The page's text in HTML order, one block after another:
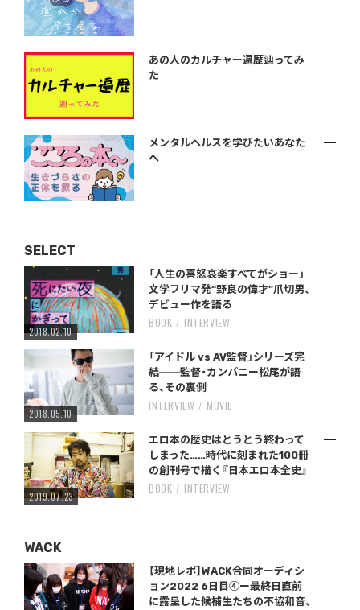
あの人のカルチャー遍歴辿ってみ
た
メンタルヘルスを学びたいあなた
へ
SELECT
2018.02.10
「人生の喜怒哀楽すべてがショー」
文学フリマ発“野良の偉才”爪切男、
デビュー作を語る
BOOK INTERVIEW
2018.05.10
「アイドル vs AV監督」シリーズ完
結──監督・カンパニー松尾が語
る、その裏側
INTERVIEW MOVIE
2019.07.23
エロ本の歴史はとうとう終わって
しまった……時代に刻まれた100冊
の創刊号で描く『日本エロ本全史』
BOOK INTERVIEW
WACK
【現地レポ】WACK合同オーディシ
ョン2022 6日目④ー最終日直前
に露呈した候補生たちの不協和音、